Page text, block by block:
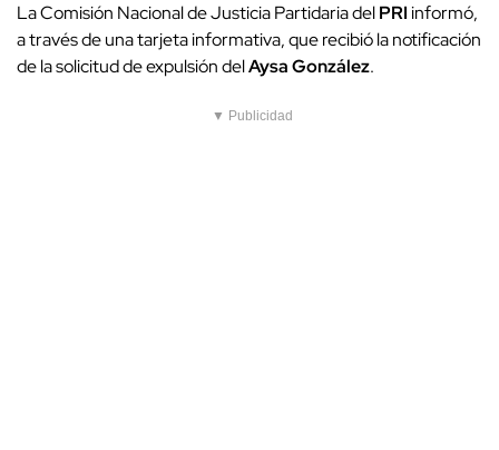
La Comisión Nacional de Justicia Partidaria delPRIinformó,
a través de una tarjeta informativa, que recibió la notificación
de la solicitud de expulsión delAysa González.
▼ Publicidad